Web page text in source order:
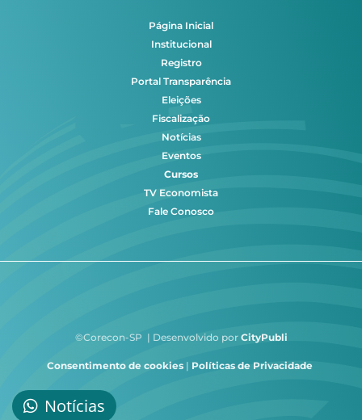
Página Inicial
Institucional
Registro
Portal Transparência
Eleições
Fiscalização
Notícias
Eventos
Cursos
TV Economista
Fale Conosco
©Corecon-SP | Desenvolvido por CityPubli
Consentimento de cookies | Políticas de Privacidade
Notícias